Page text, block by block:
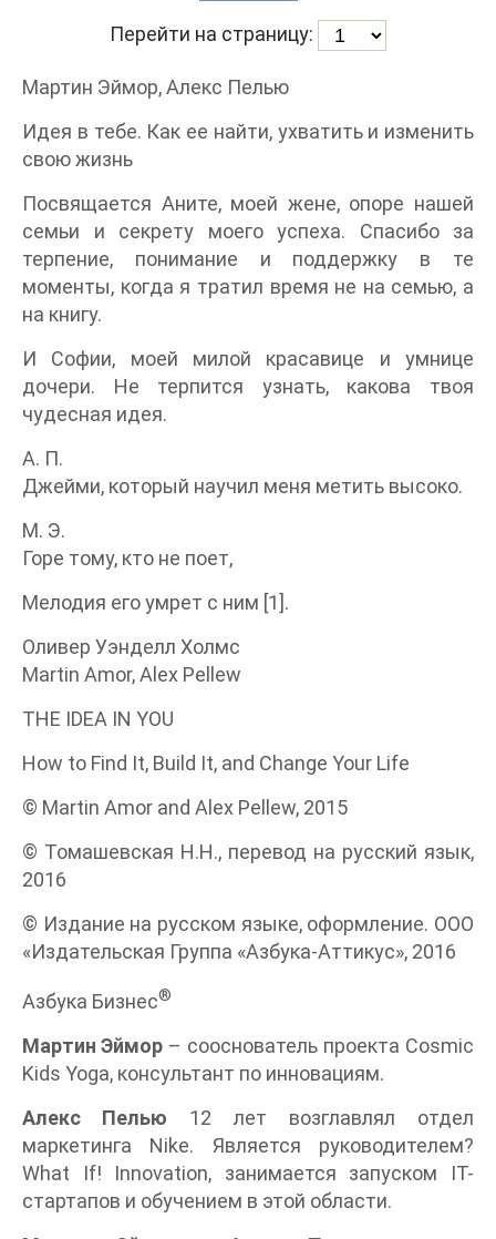
Перейти на страницу:
Мартин Эймор, Алекс Пелью
Идея в тебе. Как ее найти, ухватить и изменить
свою жизнь
Посвящается Аните, моей жене, опоре нашей
семьи и секрету моего успеха. Спасибо за
терпение, понимание и поддержку в те
моменты, когда я тратил время не на семью, а
на книгу.
И Софии, моей милой красавице и умнице
дочери. Не терпится узнать, какова твоя
чудесная идея.
А. П.
Джейми, который научил меня метить высоко.
М. Э.
Горе тому, кто не поет,
Мелодия его умрет с ним [1].
Оливер Уэнделл Холмс
Martin Amor, Alex Pellew
THE IDEA IN YOU
How to Find It, Build It, and Change Your Life
© Martin Amor and Alex Pellew, 2015
© Томашевская Н.Н., перевод на русский язык,
2016
© Издание на русском языке, оформление. ООО
«Издательская Группа «Азбука-Аттикус», 2016
Азбука Бизнес®
Мартин Эймор – сооснователь проекта Cosmic
Kids Yoga, консультант по инновациям.
Алекс Пелью 12 лет возглавлял отдел
маркетинга Nike. Является руководителем?
What If! Innovation, занимается запуском IT-
стартапов и обучением в этой области.